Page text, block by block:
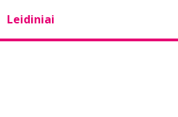
Leidiniai